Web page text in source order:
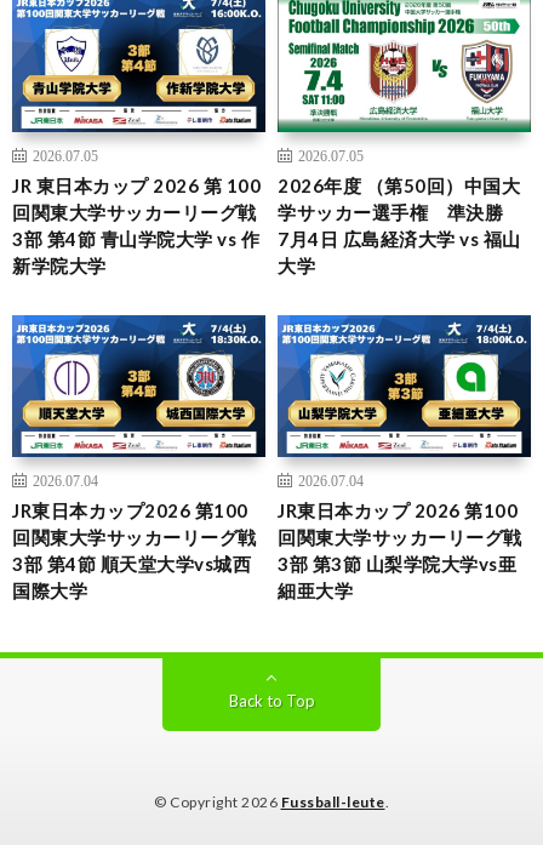
2026.07.05
JR 東日本カップ 2026 第 100
回関東大学サッカーリーグ戦
3部 第4節 青山学院大学 vs 作
新学院大学
2026.07.05
2026年度 （第50回）中国大
学サッカー選手権 準決勝
7月4日 広島経済大学 vs 福山
大学
2026.07.04
JR東日本カップ2026 第100
回関東大学サッカーリーグ戦
3部 第4節 順天堂大学vs城西
国際大学
2026.07.04
JR東日本カップ 2026 第100
回関東大学サッカーリーグ戦
3部 第3節 山梨学院大学vs亜
細亜大学
Back to Top
© Copyright 2026 Fussball-leute.